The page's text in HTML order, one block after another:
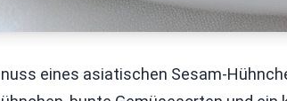
eines asiatischen Sesam-